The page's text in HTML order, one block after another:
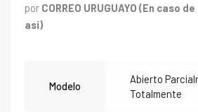
por CORREO URUGUAYO (En caso
así)
Modelo
Abierto
Totalmente